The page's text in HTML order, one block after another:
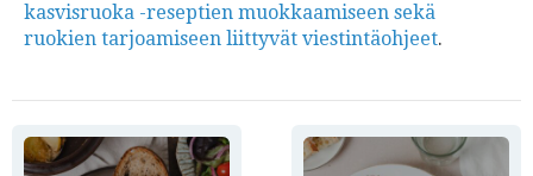
kasvisruoka -reseptien muokkaamiseen sekä
ruokien tarjoamiseen liittyvät viestintäohjeet.